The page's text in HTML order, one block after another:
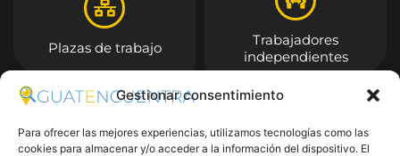
Gestionar consentimiento
Para ofrecer las mejores experiencias, utilizamos tecnologías como las
cookies para almacenar y/o acceder a la información del dispositivo. El
Plazas de trabajo
Trabajadores
independientes
Entrar